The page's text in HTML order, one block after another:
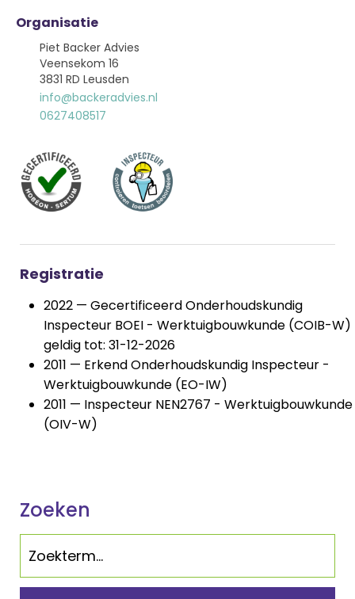
Organisatie
Piet Backer Advies
Veensekom 16
3831 RD Leusden
info@backeradvies.nl
0627408517
Registratie
2022 — Gecertificeerd Onderhoudskundig
Inspecteur BOEI - Werktuigbouwkunde (COIB-W)
geldig tot: 31-12-2026
2011 — Erkend Onderhoudskundig Inspecteur -
Werktuigbouwkunde (EO-IW)
2011 — Inspecteur NEN2767 - Werktuigbouwkunde
(OIV-W)
Zoeken